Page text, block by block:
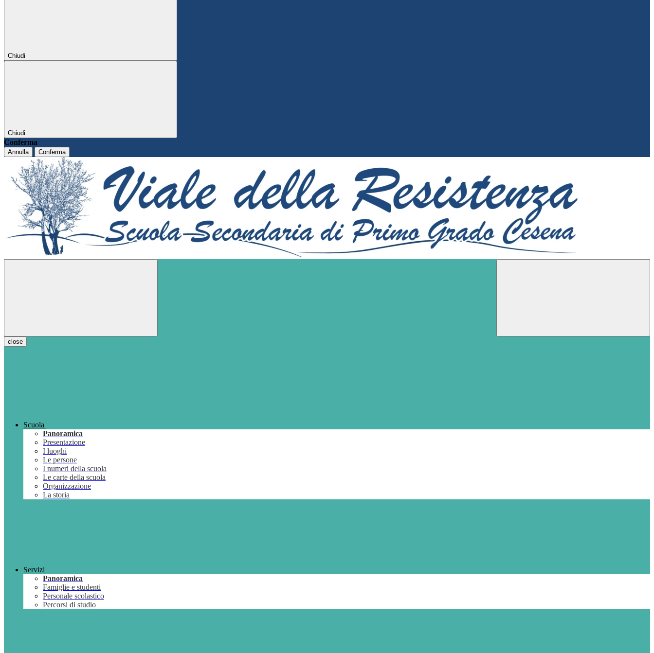
Chiudi
Chiudi
Conferma
Annulla Conferma
close
Scuola
Panoramica
Presentazione
I luoghi
Le persone
I numeri della scuola
Le carte della scuola
Organizzazione
La storia
Servizi
Panoramica
Famiglie e studenti
Personale scolastico
Percorsi di studio